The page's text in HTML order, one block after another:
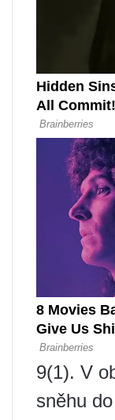
9(1). V
sněhu